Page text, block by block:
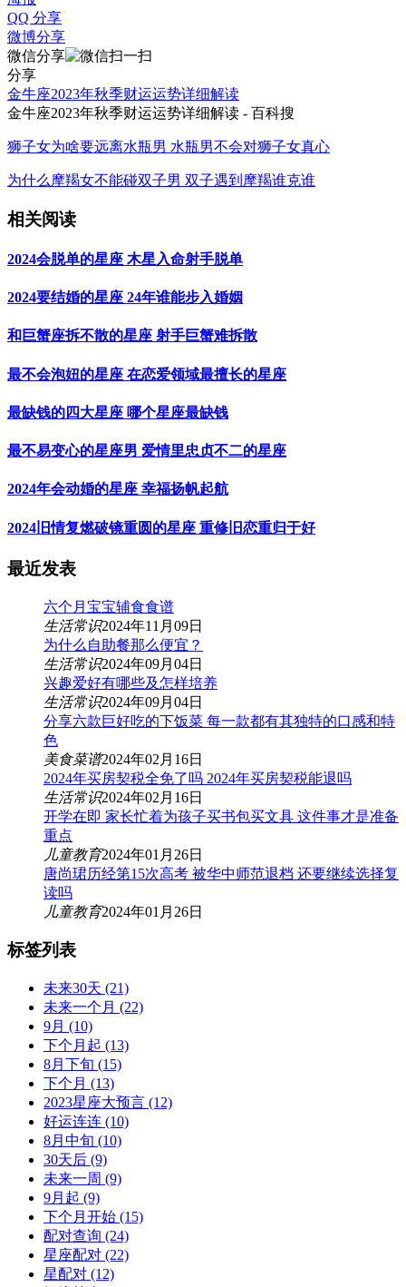
QQ 分享
微博分享
微信分享
分享
​金牛座2023年秋季财运运势详细解读
​金牛座2023年秋季财运运势详细解读 - 百科搜
狮子女为啥要远离水瓶男 水瓶男不会对狮子女真心
为什么摩羯女不能碰双子男 双子遇到摩羯谁克谁
相关阅读
2024会脱单的星座 木星入命射手脱单
2024要结婚的星座 24年谁能步入婚姻
和巨蟹座拆不散的星座 射手巨蟹难拆散
最不会泡妞的星座 在恋爱领域最擅长的星座
最缺钱的四大星座 哪个星座最缺钱
最不易变心的星座男 爱情里忠贞不二的星座
2024年会动婚的星座 幸福扬帆起航
2024旧情复燃破镜重圆的星座 重修旧恋重归于好
最近发表
六个月宝宝辅食食谱
生活常识2024年11月09日
为什么自助餐那么便宜？
生活常识2024年09月04日
兴趣爱好有哪些及怎样培养
生活常识2024年09月04日
分享六款巨好吃的下饭菜 每一款都有其独特的口感和特
色
美食菜谱2024年02月16日
2024年买房契税全免了吗 2024年买房契税能退吗
生活常识2024年02月16日
开学在即 家长忙着为孩子买书包买文具 这件事才是准备
重点
儿童教育2024年01月26日
唐尚珺历经第15次高考 被华中师范退档 还要继续选择复
读吗
儿童教育2024年01月26日
标签列表
未来30天 (21)
未来一个月 (22)
9月 (10)
下个月起 (13)
8月下旬 (15)
下个月 (13)
2023星座大预言 (12)
好运连连 (10)
8月中旬 (10)
30天后 (9)
未来一周 (9)
9月起 (9)
下个月开始 (15)
配对查询 (24)
星座配对 (22)
星配对 (12)